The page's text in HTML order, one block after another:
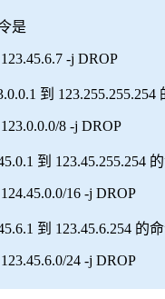
是
-j DROP
到 123.255.255.254
8 -j DROP
到 123.45.255.254
16 -j DROP
到 123.45.6.254 的
24 -j DROP